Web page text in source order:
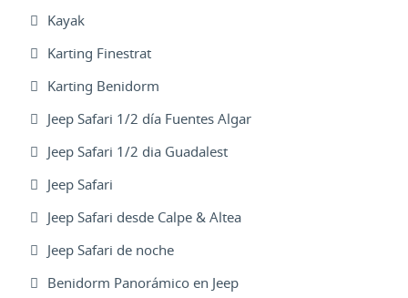
Kayak
Karting Finestrat
Karting Benidorm
Jeep Safari 1/2 día Fuentes Algar
Jeep Safari 1/2 dia Guadalest
Jeep Safari
Jeep Safari desde Calpe & Altea
Jeep Safari de noche
Benidorm Panorámico en Jeep